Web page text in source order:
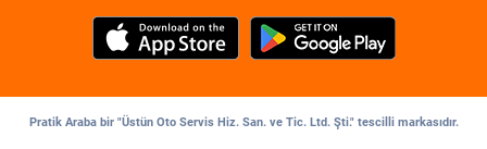
Pratik Araba bir "Üstün Oto Servis Hiz. San. ve Tic. Ltd. Şti." tescilli markasıdır.